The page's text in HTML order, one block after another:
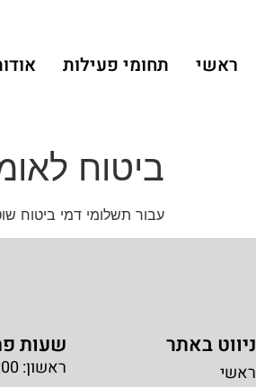
ראשי תחומי פעילות
ביטוח
עבור תשלומי דמי ביטוח
ניווט באתר
ראשי
שעות
ראשון: 08:30-17:00